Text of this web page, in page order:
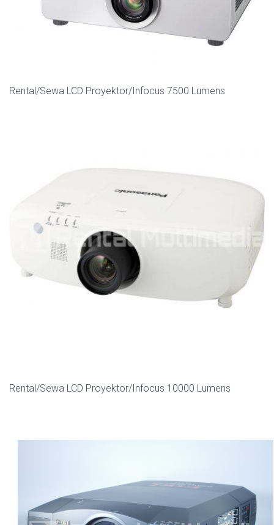
Rental/Sewa LCD Proyektor/Infocus 7500 Lumens
Rental/Sewa LCD Proyektor/Infocus 10000 Lumens